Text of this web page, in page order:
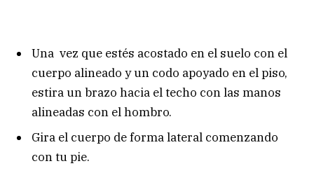
Una vez que estés acostado en el suelo con el
cuerpo alineado y un codo apoyado en el piso,
estira un brazo hacia el techo con las manos
alineadas con el hombro.
Gira el cuerpo de forma lateral comenzando
con tu pie.